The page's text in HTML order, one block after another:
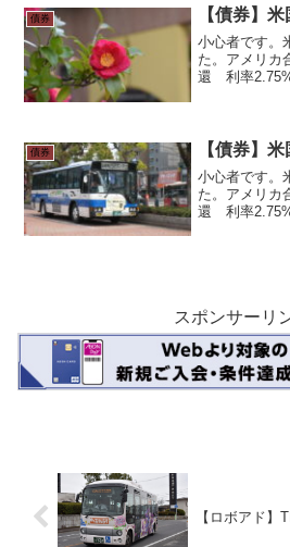
えているので
あ...
債券 【債券】
小心者です。
た。アメリ
還 利率
実...
債券 【債券】
小心者です。
た。アメリ
還 利率
スポンサーリ
【ロボアド】